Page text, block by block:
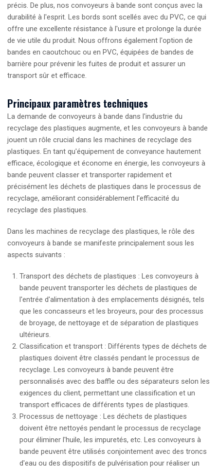
précis. De plus, nos convoyeurs à bande sont conçus avec la
durabilité à l'esprit. Les bords sont scellés avec du PVC, ce qui
offre une excellente résistance à l'usure et prolonge la durée
de vie utile du produit. Nous offrons également l'option de
bandes en caoutchouc ou en PVC, équipées de bandes de
barrière pour prévenir les fuites de produit et assurer un
transport sûr et efficace.
Principaux paramètres techniques
La demande de convoyeurs à bande dans l'industrie du
recyclage des plastiques augmente, et les convoyeurs à bande
jouent un rôle crucial dans les machines de recyclage des
plastiques. En tant qu'équipement de conveyance hautement
efficace, écologique et économe en énergie, les convoyeurs à
bande peuvent classer et transporter rapidement et
précisément les déchets de plastiques dans le processus de
recyclage, améliorant considérablement l'efficacité du
recyclage des plastiques.
Dans les machines de recyclage des plastiques, le rôle des
convoyeurs à bande se manifeste principalement sous les
aspects suivants :
Transport des déchets de plastiques : Les convoyeurs à
bande peuvent transporter les déchets de plastiques de
l'entrée d'alimentation à des emplacements désignés, tels
que les concasseurs et les broyeurs, pour des processus
de broyage, de nettoyage et de séparation de plastiques
ultérieurs.
Classification et transport : Différents types de déchets de
plastiques doivent être classés pendant le processus de
recyclage. Les convoyeurs à bande peuvent être
personnalisés avec des baffle ou des séparateurs selon les
exigences du client, permettant une classification et un
transport efficaces de différents types de plastiques.
Processus de nettoyage : Les déchets de plastiques
doivent être nettoyés pendant le processus de recyclage
pour éliminer l'huile, les impuretés, etc. Les convoyeurs à
bande peuvent être utilisés conjointement avec des troncs
d'eau ou des dispositifs de pulvérisation pour réaliser un